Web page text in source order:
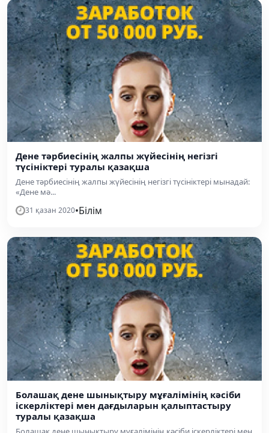
Дене тәрбиесінің жалпы жүйесінің негізгі
түсініктері туралы қазақша
Дене тәрбиесінің жалпы жүйесінің негізгі түсініктері мынадай:
«Дене мә...
31 қазан 2020•Білім
Болашақ дене шынықтыру мұғалімінің кәсіби
іскерліктері мен дағдыларын қалыптастыру
туралы қазақша